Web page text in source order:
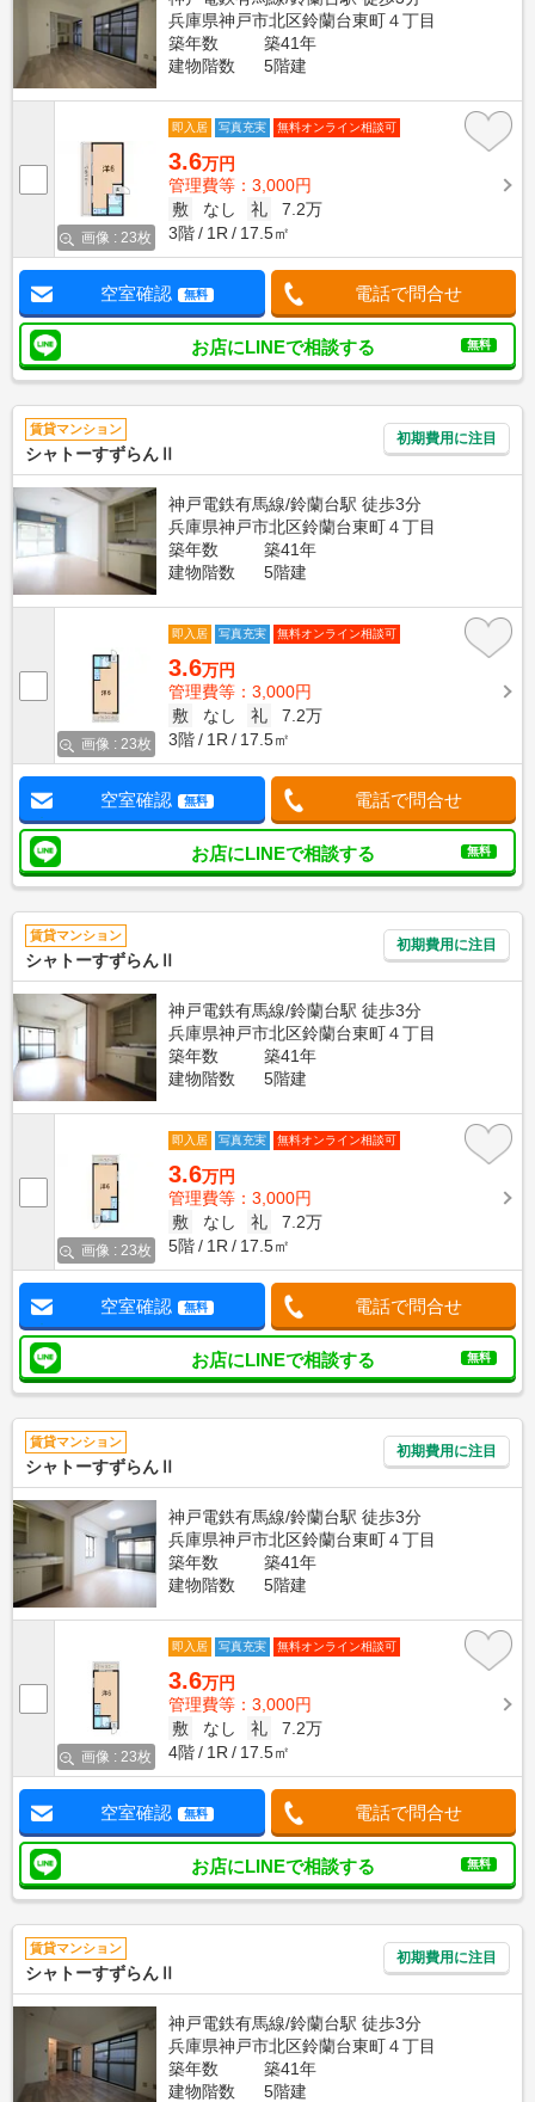
兵庫県神戸市北区鈴蘭台東町４丁目
築年数
築41年
建物階数
5階建
画像 : 23枚
即入居 写真充実 無料オンライン相談可
3.6万円
管理費等：3,000円
敷
なし 礼
7.2万
3階
1R 17.5㎡
空室確認 無料 電話で問合せ
お店にLINEで相談する 無料
賃貸マンション
シャトーすずらんⅡ
初期費用に注目
神戸電鉄有馬線/鈴蘭台駅 徒歩3分
兵庫県神戸市北区鈴蘭台東町４丁目
築年数
築41年
建物階数
5階建
画像 : 23枚
即入居 写真充実 無料オンライン相談可
3.6万円
管理費等：3,000円
敷
なし 礼
7.2万
3階
1R 17.5㎡
空室確認 無料 電話で問合せ
お店にLINEで相談する 無料
賃貸マンション
シャトーすずらんⅡ
初期費用に注目
神戸電鉄有馬線/鈴蘭台駅 徒歩3分
兵庫県神戸市北区鈴蘭台東町４丁目
築年数
築41年
建物階数
5階建
画像 : 23枚
即入居 写真充実 無料オンライン相談可
3.6万円
管理費等：3,000円
敷
なし 礼
7.2万
5階
1R 17.5㎡
空室確認 無料 電話で問合せ
お店にLINEで相談する 無料
賃貸マンション
シャトーすずらんⅡ
初期費用に注目
神戸電鉄有馬線/鈴蘭台駅 徒歩3分
兵庫県神戸市北区鈴蘭台東町４丁目
築年数
築41年
建物階数
5階建
画像 : 23枚
即入居 写真充実 無料オンライン相談可
3.6万円
管理費等：3,000円
敷
なし 礼
7.2万
4階
1R 17.5㎡
空室確認 無料 電話で問合せ
お店にLINEで相談する 無料
賃貸マンション
シャトーすずらんⅡ
初期費用に注目
神戸電鉄有馬線/鈴蘭台駅 徒歩3分
兵庫県神戸市北区鈴蘭台東町４丁目
築年数
築41年
建物階数
5階建